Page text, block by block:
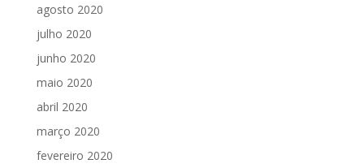
agosto 2020
julho 2020
junho 2020
maio 2020
abril 2020
março 2020
fevereiro 2020